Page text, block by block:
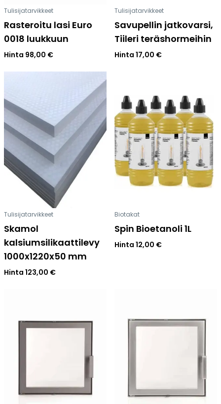
Tulisijatarvikkeet
Rasteroitu lasi Euro
0018 luukkuun
Hinta 98,00 €
Tulisijatarvikkeet
Savupellin jatkovarsi,
Tiileri teräshormeihin
Hinta 17,00 €
Tulisijatarvikkeet
Skamol
kalsiumsilikaattilevy
1000x1220x50 mm
Hinta 123,00 €
Biotakat
Spin Bioetanoli 1L
Hinta 12,00 €